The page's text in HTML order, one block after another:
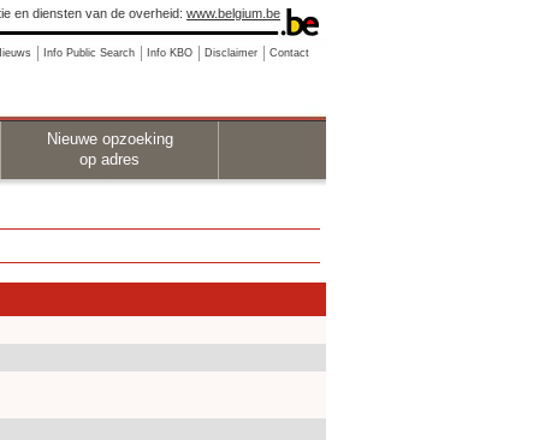
en diensten van de overheid: www.belgium.be
Info Public Search Info KBO Disclaimer Contact
Nieuwe opzoeking
op adres